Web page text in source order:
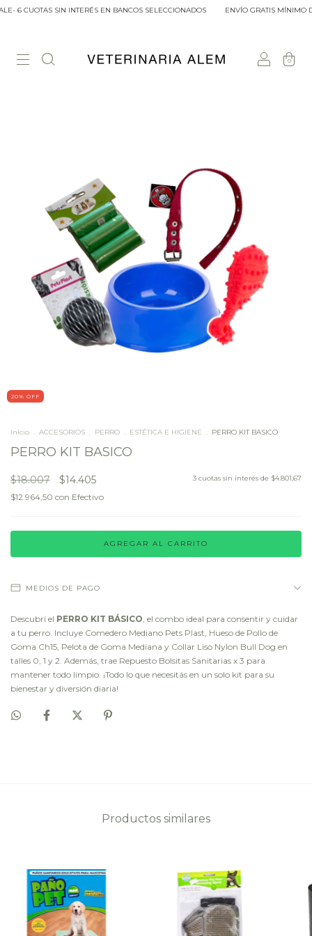
6 CUOTAS SIN INTERÉS EN BANCOS SELECCIONADOS ENVÍO GRATIS MÍNIMO
0
20% OFF
Inicio . ACCESORIOS . PERRO . ESTÉTICA E HIGIENE . PERRO KIT BASICO
PERRO KIT BASICO
$18.007 $14.405
$12.964,50 con Efectivo
3 cuotas sin interés de $4.801,67
MEDIOS DE PAGO
Descubrí el PERRO KIT BÁSICO, el combo ideal para consentir y cuidar
a tu perro. Incluye Comedero Mediano Pets Plast, Hueso de Pollo de
Goma Ch15, Pelota de Goma Mediana y Collar Liso Nylon Bull Dog en
talles 0, 1 y 2. Además, trae Repuesto Bolsitas Sanitarias x 3 para
mantener todo limpio. ¡Todo lo que necesitás en un solo kit para su
bienestar y diversión diaria!
Productos similares